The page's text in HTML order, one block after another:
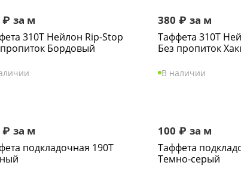
₽ за м
310Т Нейлон Rip-Stop
Бордовый
380 ₽ за м
Таффета 310Т
Без пропиток
В наличии
₽ за м
подкладочная 190Т
100 ₽ за м
Таффета
Темно-серый